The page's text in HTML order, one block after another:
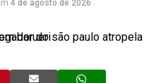
4 de agosto de 2026